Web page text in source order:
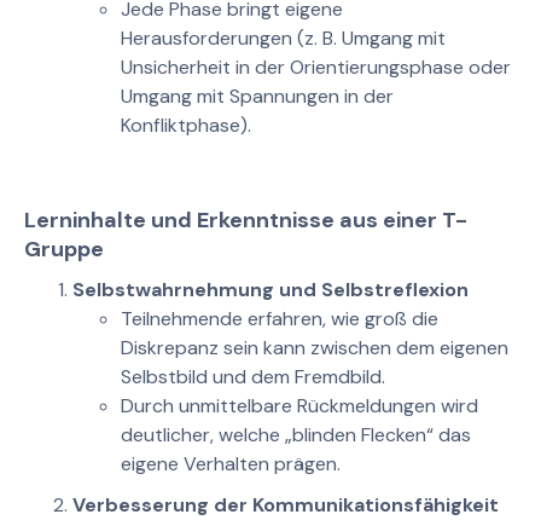
Jede Phase bringt eigene
Herausforderungen (z. B. Umgang mit
Unsicherheit in der Orientierungsphase oder
Umgang mit Spannungen in der
Konfliktphase).
Lerninhalte und Erkenntnisse aus einer T-
Gruppe
Selbstwahrnehmung und Selbstreflexion
Teilnehmende erfahren, wie groß die
Diskrepanz sein kann zwischen dem eigenen
Selbstbild und dem Fremdbild.
Durch unmittelbare Rückmeldungen wird
deutlicher, welche „blinden Flecken“ das
eigene Verhalten prägen.
Verbesserung der Kommunikationsfähigkeit